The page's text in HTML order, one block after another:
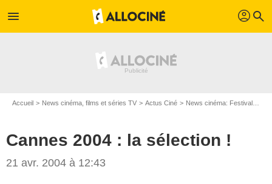
menu profil search
Accueil News cinéma, films et séries TV Actus Ciné News cinéma: Festivals
Cannes 2004 : la sélection !
21 avr. 2004 à 12:43